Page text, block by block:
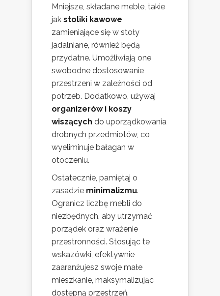
Mniejsze, składane meble, takie
jak stoliki kawowe
zamieniające się w stoły
jadalniane, również będą
przydatne. Umożliwiają one
swobodne dostosowanie
przestrzeni w zależności od
potrzeb. Dodatkowo, używaj
organizerów i koszy
wiszących do uporządkowania
drobnych przedmiotów, co
wyeliminuje bałagan w
otoczeniu.
Ostatecznie, pamiętaj o
zasadzie minimalizmu.
Ogranicz liczbę mebli do
niezbędnych, aby utrzymać
porządek oraz wrażenie
przestronności. Stosując te
wskazówki, efektywnie
zaaranżujesz swoje małe
mieszkanie, maksymalizując
dostępną przestrzeń.